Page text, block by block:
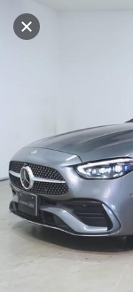
販売店検索
エリア別最新ニュース
品質と保証
ローン・リース
ログイン
マイアカウント
マイリスト
保存した検索条件
アフターサービス
アフターサービス
車検／定期点検
コーティング
企業情報
企業概要
業績決算情報
リンク
ヤナセ認定中古車
プライバシーポリシー